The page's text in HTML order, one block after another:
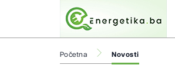
Početna Novosti